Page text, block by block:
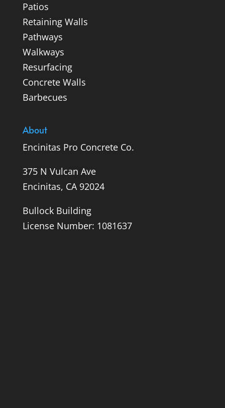
Patios
Retaining Walls
Pathways
Walkways
Resurfacing
Concrete Walls
Barbecues
About
Encinitas Pro Concrete Co.
375 N Vulcan Ave
Encinitas, CA 92024
Bullock Building
License Number: 1081637